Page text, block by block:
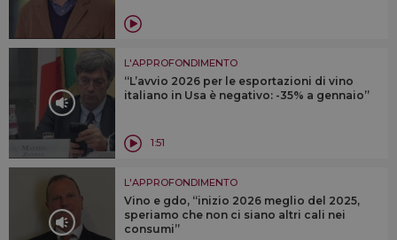
L'APPROFONDIMENTO
“L’avvio 2026 per le esportazioni di vino
italiano in Usa è negativo: -35% a gennaio”
1:51
L'APPROFONDIMENTO
Vino e gdo, “inizio 2026 meglio del 2025,
speriamo che non ci siano altri cali nei
consumi”